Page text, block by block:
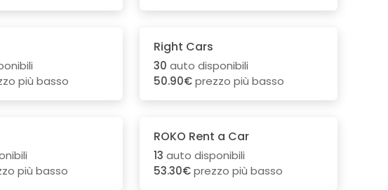
più basso
Right Cars
30 auto disponibili
50.90€prezzo più basso
più basso
ROKO Rent a Car
13 auto disponibili
53.30€prezzo più basso